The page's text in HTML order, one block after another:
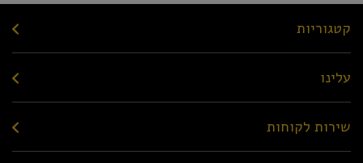
קטגוריות
עלינו
שירות לקוחות